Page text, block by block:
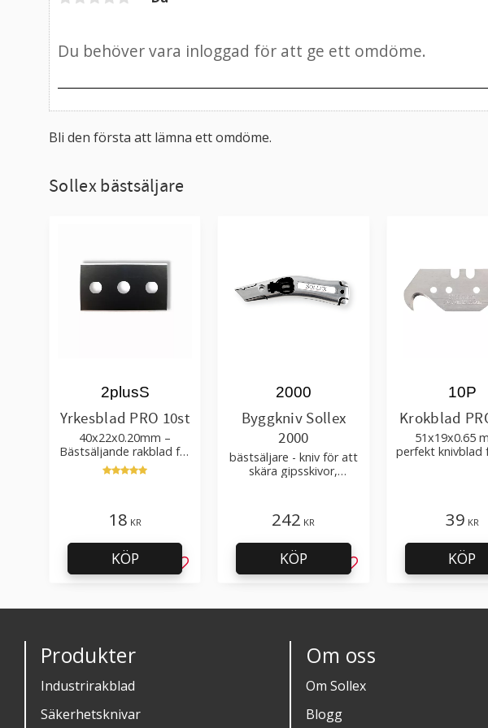
Bli den första att lämna ett omdöme.
Sollex bästsäljare
Yrkesblad PRO 10st
40x22x0.20mm –
Bästsäljande rakblad för
att skära tapet, tyg, filt,
hobby bruk
2plusS
18 KR
Lägg till i favoriter
KÖP
Byggkniv Sollex
2000
bästsäljare - kniv för att
skära gipsskivor,
2000
242 KR
Lägg till i favoriter
KÖP
Krokblad
51x19x0.65
perfekt knivblad
10P
39 KR
KÖP
Produkter
Industrirakblad
Säkerhetsknivar
Om oss
Om Sollex
Blogg